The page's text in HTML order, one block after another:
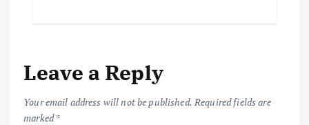
Leave a Reply
Your email address will not be published. Required fields are
marked*